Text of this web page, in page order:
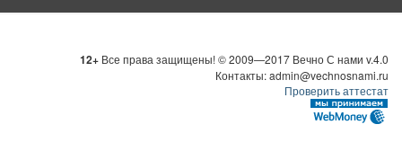
12+ Все права защищены! © 2009—2017 Вечно С нами v.4.0
Контакты: admin@vechnosnami.ru
Проверить аттестат